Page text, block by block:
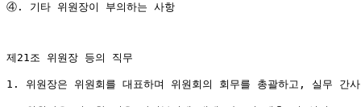
④. 기타 위원장이 부의하는 사항
제21조 위원장 등의 직무
1. 위원장은 위원회를 대표하며 위원회의 회무를 총괄하고, 실무 간